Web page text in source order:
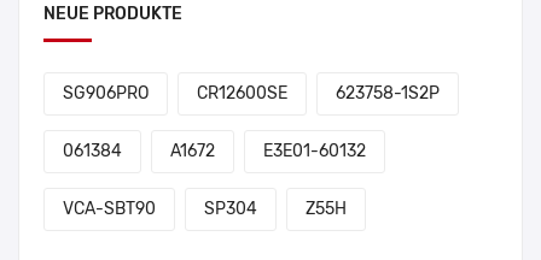
NEUE PRODUKTE
SG906PRO CR12600SE 623758-1S2P
061384 A1672 E3E01-60132
VCA-SBT90 SP304 Z55H